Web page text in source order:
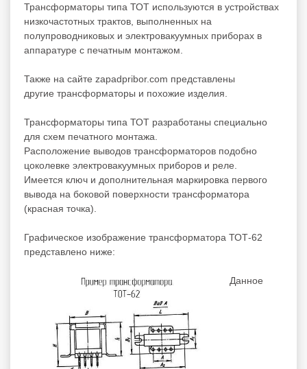
Трансформаторы типа ТОТ используются в устройствах
низкочастотных трактов, выполненных на
полупроводниковых и электровакуумных приборах в
аппаратуре с печатным монтажом.
Также на сайте zapadpribor.com представлены
другие трансформаторы и похожие изделия.
Трансформаторы типа ТОТ разработаны специально
для схем печатного монтажа.
Расположение выводов трансформаторов подобно
цоколевке электровакуумных приборов и реле.
Имеется ключ и дополнительная маркировка первого
вывода на боковой поверхности трансформатора
(красная точка).
Графическое изображение трансформатора ТОТ-62
представлено ниже:
Данное